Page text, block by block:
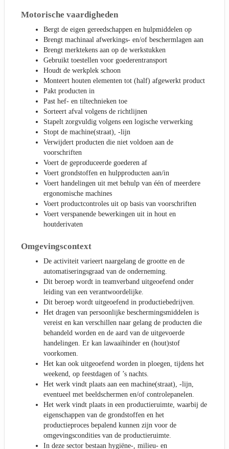
Motorische vaardigheden
Bergt de eigen gereedschappen en hulpmiddelen op
Brengt machinaal afwerkings- en/of beschermlagen aan
Brengt merktekens aan op de werkstukken
Gebruikt toestellen voor goederentransport
Houdt de werkplek schoon
Monteert houten elementen tot (half) afgewerkt product
Pakt producten in
Past hef- en tiltechnieken toe
Sorteert afval volgens de richtlijnen
Stapelt zorgvuldig volgens een logische verwerking
Stopt de machine(straat), -lijn
Verwijdert producten die niet voldoen aan de
voorschriften
Voert de geproduceerde goederen af
Voert grondstoffen en hulpproducten aan/in
Voert handelingen uit met behulp van één of meerdere
ergonomische machines
Voert productcontroles uit op basis van voorschriften
Voert verspanende bewerkingen uit in hout en
houtderivaten
Omgevingscontext
De activiteit varieert naargelang de grootte en de
automatiseringsgraad van de onderneming.
Dit beroep wordt in teamverband uitgeoefend onder
leiding van een verantwoordelijke.
Dit beroep wordt uitgeoefend in productiebedrijven.
Het dragen van persoonlijke beschermingsmiddelen is
vereist en kan verschillen naar gelang de producten die
behandeld worden en de aard van de uitgevoerde
handelingen. Er kan lawaaihinder en (hout)stof
voorkomen.
Het kan ook uitgeoefend worden in ploegen, tijdens het
weekend, op feestdagen of ’s nachts.
Het werk vindt plaats aan een machine(straat), -lijn,
eventueel met beeldschermen en/of controlepanelen.
Het werk vindt plaats in een productieruimte, waarbij de
eigenschappen van de grondstoffen en het
productieproces bepalend kunnen zijn voor de
omgevingscondities van de productieruimte.
In deze sector bestaan hygiëne-, milieu- en